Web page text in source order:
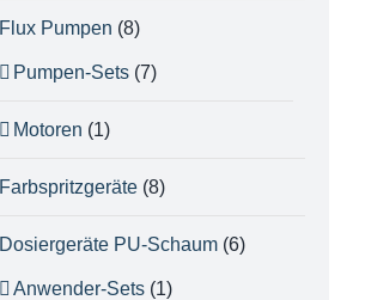
Flux Pumpen (8)
Pumpen-Sets (7)
Motoren (1)
Farbspritzgeräte (8)
Dosiergeräte PU-Schaum (6)
Anwender-Sets (1)